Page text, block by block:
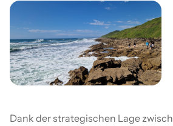
Dank der strategischen Lage